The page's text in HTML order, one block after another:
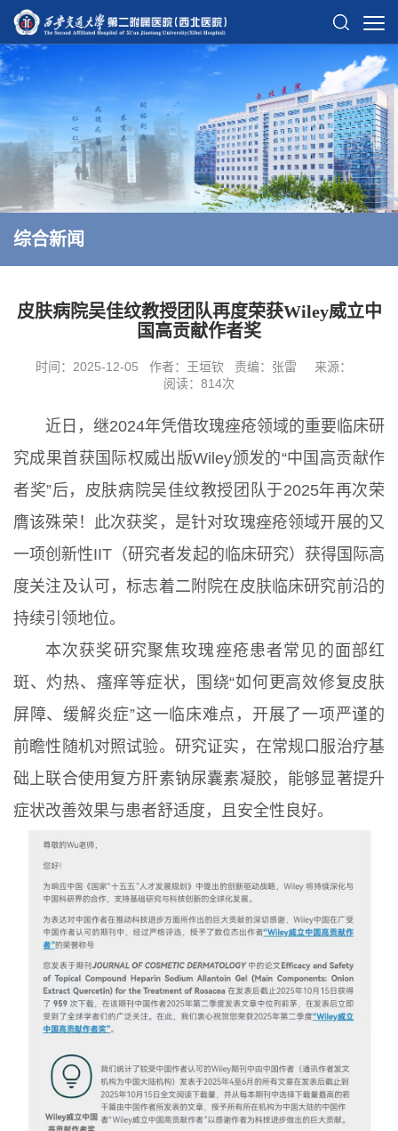
综合新闻
皮肤病院吴佳纹教授团队再度荣获Wiley威立中
国高贡献作者奖
时间：2025-12-05 作者：王垣钦 责编：张雷
来源：
阅读： 814次
近日，继2024年凭借玫瑰痤疮领域的重要临床研
究成果首获国际权威出版Wiley颁发的“中国高贡献作
者奖”后，皮肤病院吴佳纹教授团队于2025年再次荣
膺该殊荣！此次获奖，是针对玫瑰痤疮领域开展的又
一项创新性IIT（研究者发起的临床研究）获得国际高
度关注及认可，标志着二附院在皮肤临床研究前沿的
持续引领地位。
本次获奖研究聚焦玫瑰痤疮患者常见的面部红
斑、灼热、瘙痒等症状，围绕“如何更高效修复皮肤
屏障、缓解炎症”这一临床难点，开展了一项严谨的
前瞻性随机对照试验。研究证实，在常规口服治疗基
础上联合使用复方肝素钠尿囊素凝胶，能够显著提升
症状改善效果与患者舒适度，且安全性良好。